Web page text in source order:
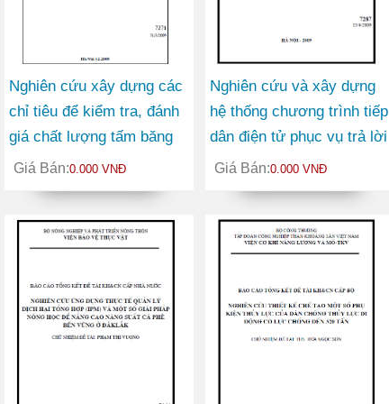
Nghiên cứu xây dựng các
chỉ tiêu để kiểm tra, đánh
giá chất lượng tấm băng
cho sản xuất băng tải
Giá Bán:0.000 VNĐ
Nghiên cứu và xây dựng
hệ thống chương trình tiếp
dân điện tử phục vụ trả lời
ý kiến liên quan đến công
nghiệp, thương mại trên
thương
Giá Bán:0.000 VNĐ